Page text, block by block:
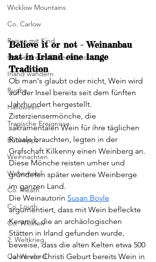
Wicklow Mountains
Co. Carlow
Reisen mit Kind
familienfreundliches Irland
Irland wandern
Rugby
Halloween
Tragische Ereignisse
Buchtipps
Weihnachten
Wohnmobil
Co. Meath
Co. Louth
Co. Wicklow
2. Weltkrieg
Co. Wexford
Believe it or not - Weinanbau
hat in Irland eine lange
Tradition
Ob man's glaubt oder nicht, Wein wird
auf der Insel bereits seit dem fünften
Jahrhundert hergestellt.
Zisterziensermönche, die
sakramentalen Wein für ihre täglichen
Rituale brauchten, legten in der
Grafschaft Kilkenny einen Weinberg an.
Diese Mönche reisten umher und
gründeten später weitere Weinberge
im ganzen Land.
Die Weinautorin Susan Boyle
argumentiert, dass mit Wein befleckte
Keramik, die an archäologischen
Stätten in Irland gefunden wurde,
beweise, dass die alten Kelten etwa 500
Jahre vor Christi Geburt bereits Wein in